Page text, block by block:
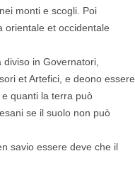
monti e scogli. Poi
orientale et occidentale
in Governatori,
et Artefici, e deono essere
quanti la terra può
se il suolo non può
savio essere deve che il